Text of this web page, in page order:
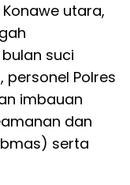
utara,
suci
personel Polres
imbauan
dan
serta